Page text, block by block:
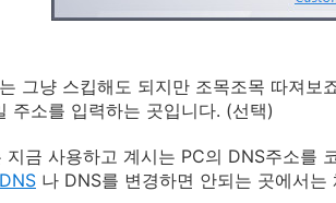
그냥 스킵해도 되지만 조목조목 따져보
주소를 입력하는 곳입니다. (선택)
지금 사용하고 계시는 PC의 DNS주소를
나 DNS를 변경하면 안되는 곳에서는